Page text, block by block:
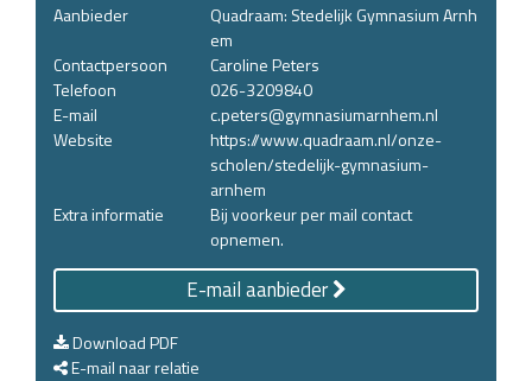
Aanbieder
Quadraam: Stedelijk Gymnasium Arnh
em
Contactpersoon
Caroline Peters
Telefoon
026-3209840
E-mail
c.peters@gymnasiumarnhem.nl
Website
https://www.quadraam.nl/onze-
scholen/stedelijk-gymnasium-
arnhem
Extra informatie
Bij voorkeur per mail contact
opnemen.
E-mail aanbieder
Download PDF
E-mail naar relatie